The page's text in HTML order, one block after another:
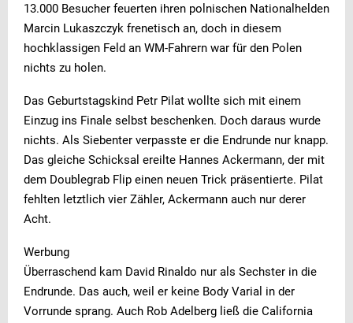
13.000 Besucher feuerten ihren polnischen Nationalhelden
Marcin Lukaszczyk frenetisch an, doch in diesem
hochklassigen Feld an WM-Fahrern war für den Polen
nichts zu holen.
Das Geburtstagskind Petr Pilat wollte sich mit einem
Einzug ins Finale selbst beschenken. Doch daraus wurde
nichts. Als Siebenter verpasste er die Endrunde nur knapp.
Das gleiche Schicksal ereilte Hannes Ackermann, der mit
dem Doublegrab Flip einen neuen Trick präsentierte. Pilat
fehlten letztlich vier Zähler, Ackermann auch nur derer
Acht.
Werbung
Überraschend kam David Rinaldo nur als Sechster in die
Endrunde. Das auch, weil er keine Body Varial in der
Vorrunde sprang. Auch Rob Adelberg ließ die California